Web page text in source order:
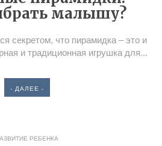
малышу?
секретом, что пирамидка – это и
и традиционная игрушка для...
- ДАЛЕЕ -
РЕБЕНКА